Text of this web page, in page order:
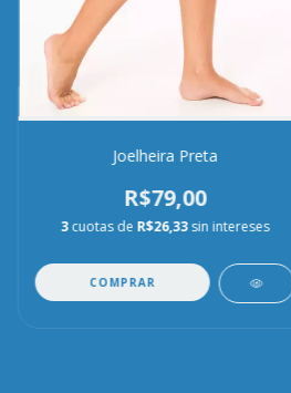
Joelheira Preta
R$79,00
3cuotas de R$26,33sin intereses
COMPRAR